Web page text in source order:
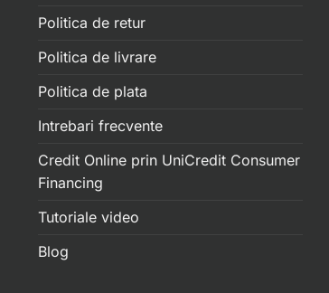
Politica de retur
Politica de livrare
Politica de plata
Intrebari frecvente
Credit Online prin UniCredit Consumer
Financing
Tutoriale video
Blog